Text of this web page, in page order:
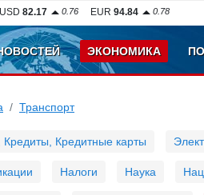
USD 82.17 0.76 EUR 94.84 0.78
ЭКОНОМИКА
Транспорт
Кредиты, Кредитные карты
Налоги Наука